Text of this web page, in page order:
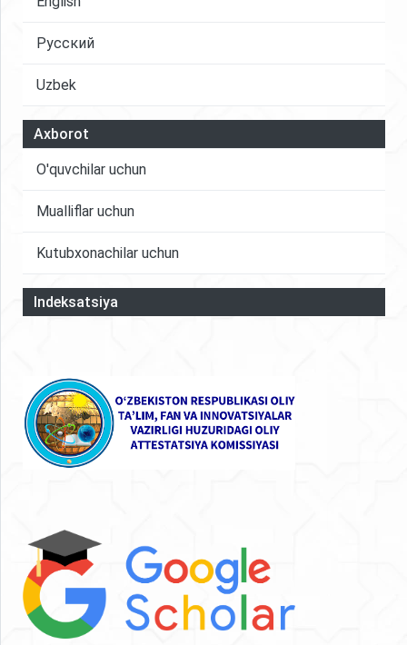
samarali rivojlantirish korxonalar faoliyatining
barqarorlikni mustahkamlashga xizmat qiladi
Русский
Uzbek
Axborot
O'quvchilar uchun
Mualliflar uchun
Kutubxonachilar uchun
Indeksatsiya